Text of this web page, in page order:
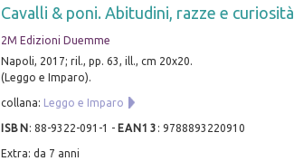
Cavalli & poni. Abitudini, razze e curiosità
2M Edizioni Duemme
Napoli, 2017; ril., pp. 63, ill., cm 20x20.
(Leggo e Imparo).
collana: Leggo e Imparo
ISBN : 88-9322-091-1 - EAN13 : 9788893220910
Extra: da 7 anni